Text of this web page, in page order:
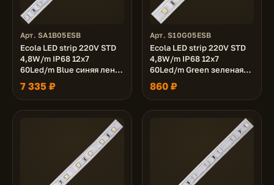
Арт. SA1B05ESB
Ecola LED strip 220V STD
4,8W/m IP68 12x7
60Led/m Blue синяя лента
100м.
7 335 ₽
Арт. S10G05ESB
Ecola LED strip 220V STD
4,8W/m IP68 12x7
60Led/m Green зеленая
лента 10м.
860 ₽